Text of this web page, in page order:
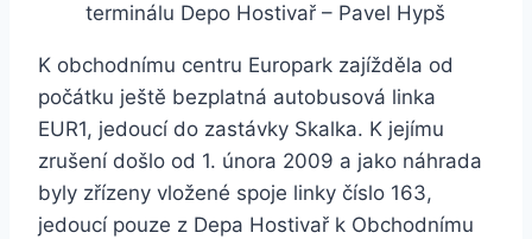
terminálu Depo Hostivař – Pavel Hypš
K obchodnímu centru Europark zajížděla od
počátku ještě bezplatná autobusová linka
EUR1, jedoucí do zastávky Skalka. K jejímu
zrušení došlo od 1. února 2009 a jako náhrada
byly zřízeny vložené spoje linky číslo 163,
jedoucí pouze z Depa Hostivař k Obchodnímu